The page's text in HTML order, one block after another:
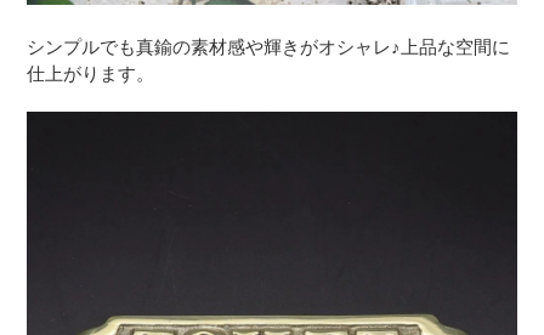
シンプルでも真鍮の素材感や輝きがオシャレ♪上品な空間に
仕上がります。